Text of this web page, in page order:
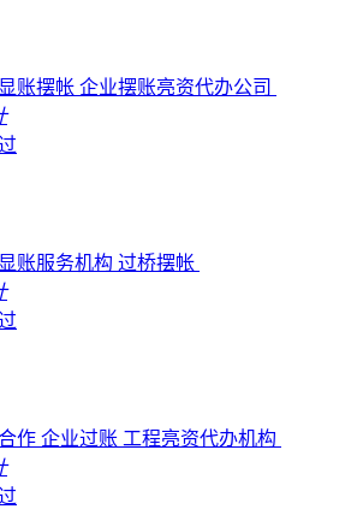
账摆帐 企业摆账亮资代办公司
账服务机构 过桥摆帐
作 企业过账 工程亮资代办机构